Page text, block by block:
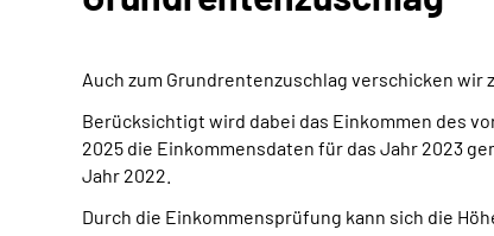
Auch zum Grundrentenzuschlag verschicken wir
Berücksichtigt wird dabei das Einkommen des
2025 die Einkommensdaten für das Jahr 2023
Jahr 2022.
Durch die Einkommensprüfung kann sich die